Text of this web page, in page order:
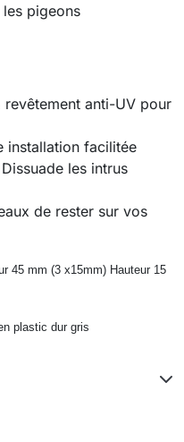
pigeons
anti-UV pour
installation facilitée
les intrus
de rester sur vos
45 mm (3 x15mm) Hauteur 15
plastic dur gris